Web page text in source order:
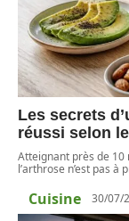
Les secrets
réussi selon
Atteignant près de 10
l’arthrose n’est pas
Cuisine 30/07/